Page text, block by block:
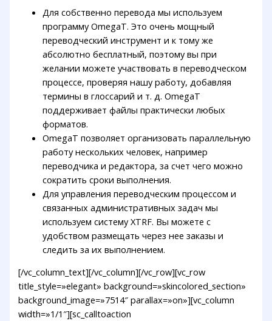
Для собственно перевода мы используем
программу OmegaT. Это очень мощный
переводческий инструмент и к тому же
абсолютно бесплатный, поэтому вы при
желании можете участвовать в переводческом
процессе, проверяя нашу работу, добавляя
термины в глоссарий и т. д. OmegaT
поддерживает файлы практически любых
форматов.
OmegaT позволяет организовать параллельную
работу нескольких человек, например
переводчика и редактора, за счет чего можно
сократить сроки выполнения.
Для управления переводческим процессом и
связанных административных задач мы
используем систему XTRF. Вы можете с
удобством размещать через нее заказы и
следить за их выполнением.
[/vc_column_text][/vc_column][/vc_row][vc_row
title_style=»elegant» background=»skincolored_section»
background_image=»7514″ parallax=»on»][vc_column
width=»1/1″][sc_calltoaction